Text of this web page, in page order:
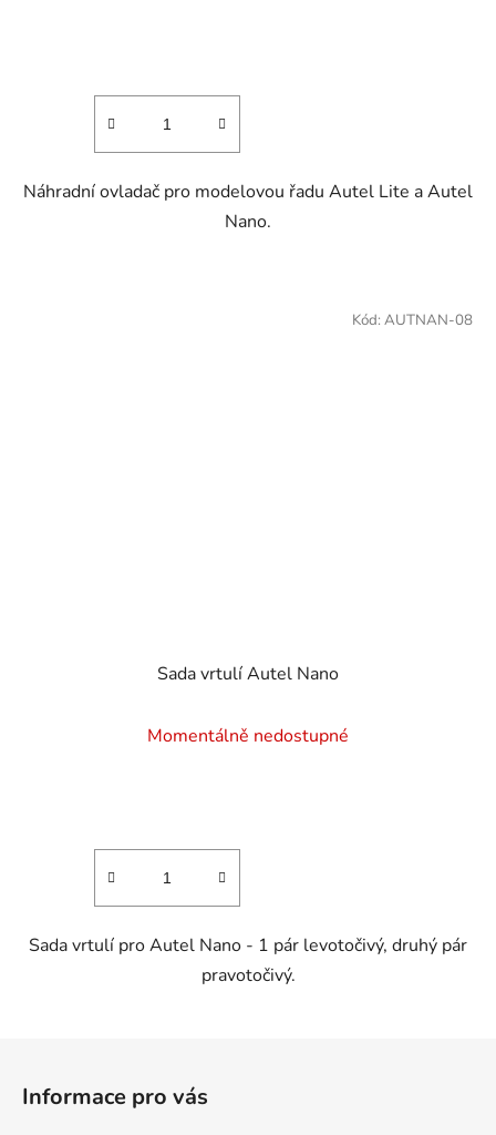
Náhradní ovladač pro modelovou řadu Autel Lite a Autel
Nano.
Sada vrtulí Autel Nano
Momentálně nedostupné
Sada vrtulí pro Autel Nano - 1 pár levotočivý, druhý pár
pravotočivý.
Kód: AUTNAN-08
Informace pro vás